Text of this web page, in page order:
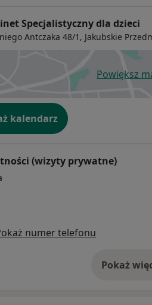
Specjalistyczny dla dzieci
Antczaka 48/1, Jakubskie
Powiększ
kalendarz
(wizyty prywatne)
numer telefonu
Pokażo